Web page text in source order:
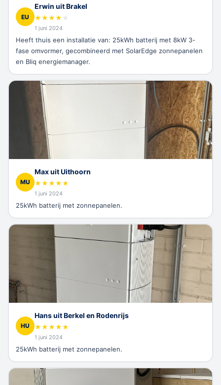
EU
Erwin uit Brakel
★★★★ ★
1 juni 2024
Heeft thuis een installatie van: 25kWh batterij met 8kW 3-
fase omvormer, gecombineerd met SolarEdge zonnepanelen
en Bliq energiemanager.
MU
Max uit Uithoorn
★★★★★
1 juni 2024
25kWh batterij met zonnepanelen.
HU
Hans uit Berkel en Rodenrijs
★★★★★
1 juni 2024
25kWh batterij met zonnepanelen.